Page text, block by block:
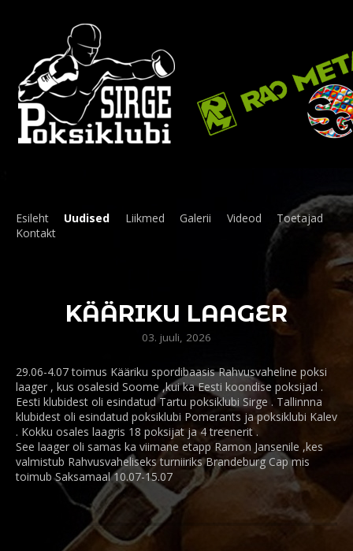
Esileht Uudised Liikmed Galerii Videod
Toetajad
Kontakt
KÄÄRIKU LAAGER
03. juuli, 2026
29.06-4.07 toimus Kääriku spordibaasis Rahvusvaheline poksi
laager , kus osalesid Soome ,kui ka Eesti koondise poksijad .
Eesti klubidest oli esindatud Tartu poksiklubi Sirge . Tallinnna
klubidest oli esindatud poksiklubi Pomerants ja poksiklubi Kalev
. Kokku osales laagris 18 poksijat ja 4 treenerit .
See laager oli samas ka viimane etapp Ramon Jansenile ,kes
valmistub Rahvusvaheliseks turniiriks Brandeburg Cap mis
toimub Saksamaal 10.07-15.07